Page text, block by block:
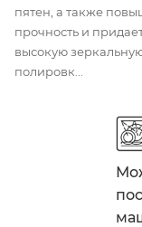
пятен, а также
прочность и
высокую
полировк...